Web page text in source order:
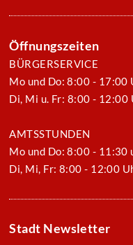
Öffnungszeiten
BÜRGERSERVICE
Mo und Do: 8:00 - 17:00
Di, Mi u. Fr: 8:00 - 12:00
AMTSSTUNDEN
Mo und Do: 8:00 -
Di, Mi, Fr: 8:00 - 12:00
Stadt Newsletter